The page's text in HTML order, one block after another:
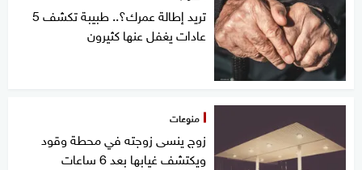
تريد إطالة عمرك؟.. طبيبة تكشف 5
عادات يغفل عنها كثيرون
منوعات
زوج ينسى زوجته في محطة وقود
ويكتشف غيابها بعد 6 ساعات